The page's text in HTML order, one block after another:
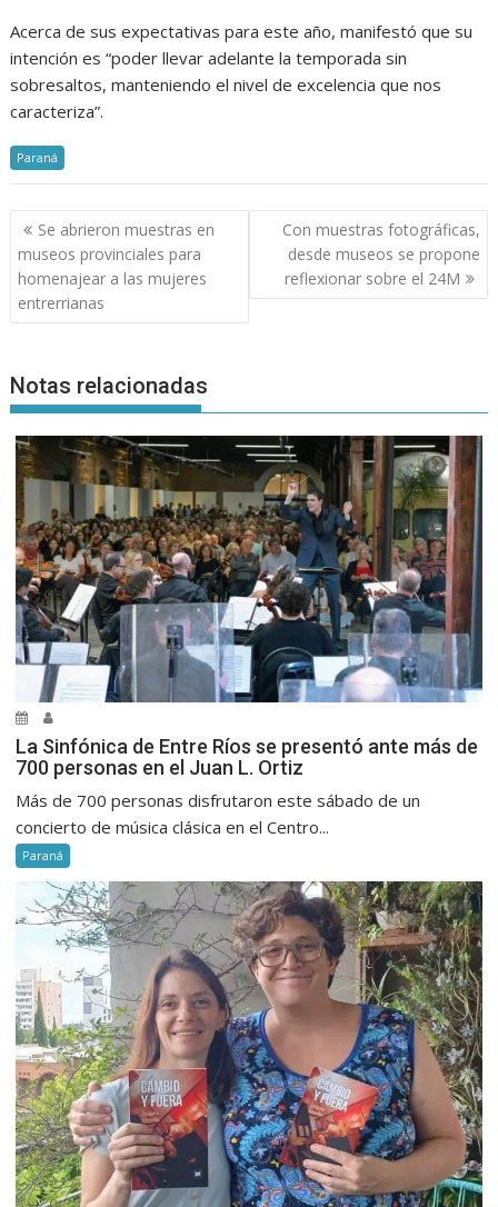
Acerca de sus expectativas para este año, manifestó que su
intención es “poder llevar adelante la temporada sin
sobresaltos, manteniendo el nivel de excelencia que nos
caracteriza”.
Paraná
Navegación
de
entradas
Se abrieron muestras en
museos provinciales para
homenajear a las mujeres
entrerrianas
Con muestras fotográficas,
desde museos se propone
reflexionar sobre el 24M
Notas relacionadas
La Sinfónica de Entre Ríos se presentó ante más de
700 personas en el Juan L. Ortiz
Más de 700 personas disfrutaron este sábado de un
concierto de música clásica en el Centro...
Paraná